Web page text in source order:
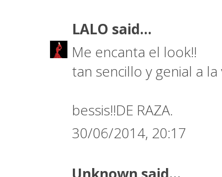
LALO said...
Me encanta el look!!
tan sencillo y genial a la
bessis!!DE RAZA.
30/06/2014, 20:17